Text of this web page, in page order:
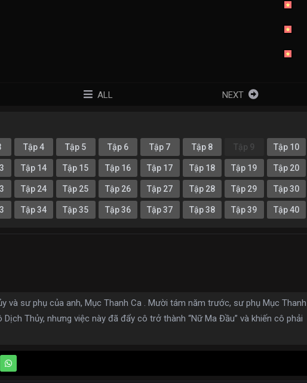
ALL NEXT
Tập 4 Tập 5 Tập 6 Tập 7 Tập 8 Tập 9 Tập 10
Tập 14 Tập 15 Tập 16 Tập 17 Tập 18 Tập 19 Tập 20
Tập 24 Tập 25 Tập 26 Tập 27 Tập 28 Tập 29 Tập 30
Tập 34 Tập 35 Tập 36 Tập 37 Tập 38 Tập 39 Tập 40
và sư phụ của anh, Mục Thanh Ca . Mười tám năm trước, sư phụ Mục Thanh
Thủy, nhưng việc này đã đẩy cô trở thành “Nữ Ma Đầu” và khiến cô phải